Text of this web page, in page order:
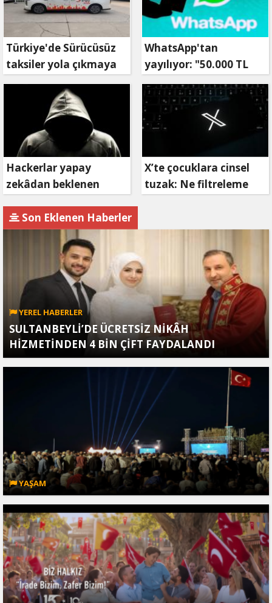
Türkiye'de Sürücüsüz
taksiler yola çıkmaya
hazırlanıyor
WhatsApp'tan
yayılıyor: "50.000 TL
ödüllü" dolandırıcılık
girişimi!
Hackerlar yapay
zekâdan beklenen
X’te çocuklara cinsel
tuzak: Ne filtreleme
Son Eklenen Haberler
YEREL HABERLER
SULTANBEYLİ’DE ÜCRETSİZ NİKÂH
HİZMETİNDEN 4 BİN ÇİFT FAYDALANDI
YAŞAM